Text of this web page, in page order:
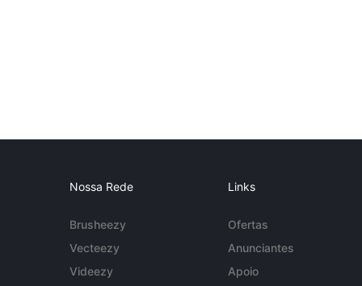
Nossa Rede
Brusheezy
Vecteezy
Videezy
Links
Ofertas
Anunciantes
Apoio